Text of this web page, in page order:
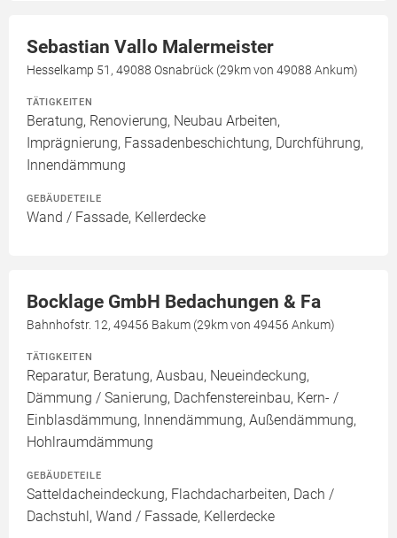
Sebastian Vallo Malermeister
Hesselkamp 51, 49088 Osnabrück (29km von 49088 Ankum)
TÄTIGKEITEN
Beratung, Renovierung, Neubau Arbeiten,
Imprägnierung, Fassadenbeschichtung, Durchführung,
Innendämmung
GEBÄUDETEILE
Wand / Fassade, Kellerdecke
Bocklage GmbH Bedachungen & Fa
Bahnhofstr. 12, 49456 Bakum (29km von 49456 Ankum)
TÄTIGKEITEN
Reparatur, Beratung, Ausbau, Neueindeckung,
Dämmung / Sanierung, Dachfenstereinbau, Kern- /
Einblasdämmung, Innendämmung, Außendämmung,
Hohlraumdämmung
GEBÄUDETEILE
Satteldacheindeckung, Flachdacharbeiten, Dach /
Dachstuhl, Wand / Fassade, Kellerdecke